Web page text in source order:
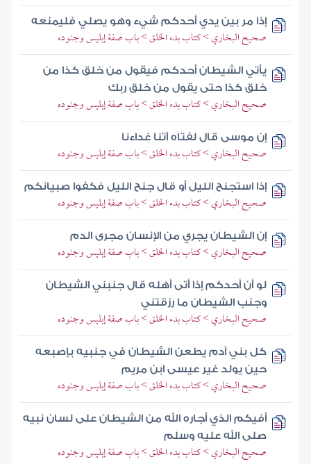
إذا مر بين يدي أحدكم شيء وهو يصلي فليمنعه
صحيح البخاري > كتاب بدء الخلق > باب صفة إبليس وجنوده
يأتي الشيطان أحدكم فيقول من خلق كذا من
خلق كذا حتى يقول من خلق ربك
صحيح البخاري > كتاب بدء الخلق > باب صفة إبليس وجنوده
إن موسى قال لفتاه آتنا غداءنا
صحيح البخاري > كتاب بدء الخلق > باب صفة إبليس وجنوده
إذا استجنح الليل أو قال جنح الليل فكفوا صبيانكم
صحيح البخاري > كتاب بدء الخلق > باب صفة إبليس وجنوده
إن الشيطان يجري من الإنسان مجرى الدم
صحيح البخاري > كتاب بدء الخلق > باب صفة إبليس وجنوده
لو أن أحدكم إذا أتى أهله قال جنبني الشيطان
وجنب الشيطان ما رزقتني
صحيح البخاري > كتاب بدء الخلق > باب صفة إبليس وجنوده
كل بني آدم يطعن الشيطان في جنبيه بإصبعه
حين يولد غير عيسى ابن مريم
صحيح البخاري > كتاب بدء الخلق > باب صفة إبليس وجنوده
أفيكم الذي أجاره الله من الشيطان على لسان نبيه
صلى الله عليه وسلم
صحيح البخاري > كتاب بدء الخلق > باب صفة إبليس وجنوده